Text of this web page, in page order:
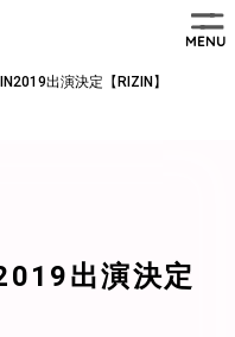
MENU
出演決定【RIZIN】
出演決定